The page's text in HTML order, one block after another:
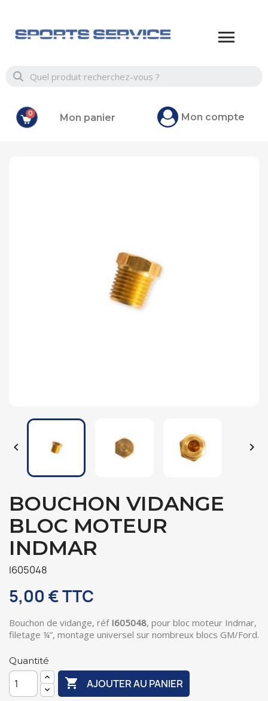
Mon panier Mon compte
 
BOUCHON VIDANGE
BLOC MOTEUR
INDMAR
I605048
5,00 €TTC
Bouchon de vidange, réf I605048, pour bloc moteur Indmar,
filetage ¼”, montage universel sur nombreux blocs GM/Ford.
Quantité
 AJOUTER AU PANIER